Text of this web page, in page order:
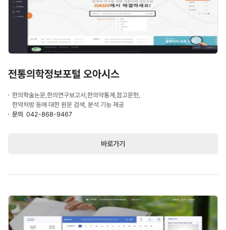
전통의학정보포털 오아시스
한의학술논문,한의연구보고서,한의약통계,참고문헌,
한약처방 등에 대한 원문 검색, 분석 기능 제공
문의
042-868-9467
바로가기